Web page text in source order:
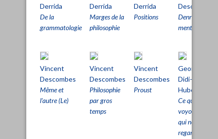
Derrida
De la
grammatologie
Derrida
Marges de la
philosophie
Derrida
Positions
Descombes
Denrée
mentale (La)
Vincent
Descombes
Même et
l’autre (Le)
Vincent
Descombes
Philosophie
par gros
temps
Vincent
Descombes
Proust
Georges
Didi-
Huberman
Ce que nous
voyons, ce
qui nous
regarde